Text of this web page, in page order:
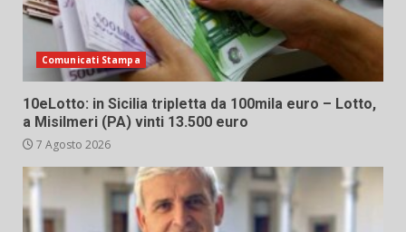
Comunicati Stampa
10eLotto: in Sicilia tripletta da 100mila euro – Lotto,
a Misilmeri (PA) vinti 13.500 euro
7 Agosto 2026